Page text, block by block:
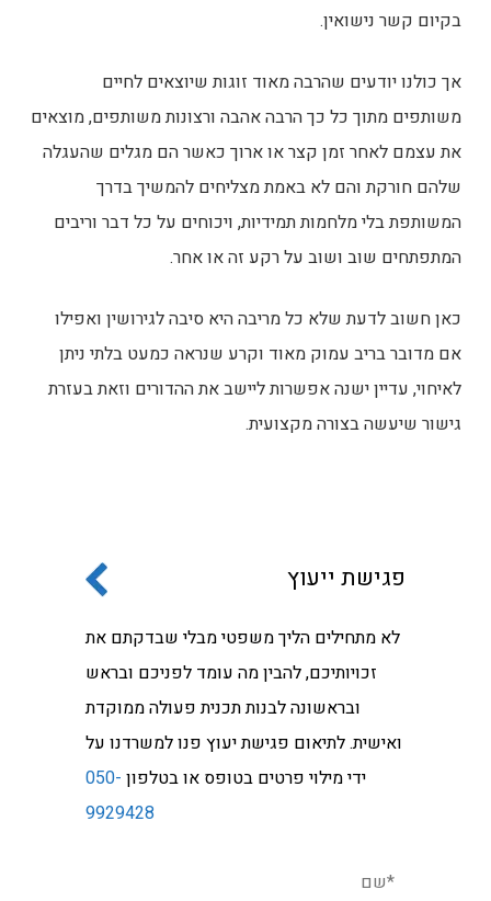
בקיום קשר נישואין.
אך כולנו יודעים שהרבה מאוד זוגות שיוצאים לחיים
משותפים מתוך כל כך הרבה אהבה ורצונות משותפים, מוצאים
את עצמם לאחר זמן קצר או ארוך כאשר הם מגלים שהעגלה
שלהם חורקת והם לא באמת מצליחים להמשיך בדרך
המשותפת בלי מלחמות תמידיות, ויכוחים על כל דבר וריבים
המתפתחים שוב ושוב על רקע זה או אחר.
כאן חשוב לדעת שלא כל מריבה היא סיבה לגירושין ואפילו
אם מדובר בריב עמוק מאוד וקרע שנראה כמעט בלתי ניתן
לאיחוי, עדיין ישנה אפשרות ליישב את ההדורים וזאת בעזרת
גישור שיעשה בצורה מקצועית.
פגישת ייעוץ
לא מתחילים הליך משפטי מבלי שבדקתם את
זכויותיכם, להבין מה עומד לפניכם ובראש
ובראשונה לבנות תכנית פעולה ממוקדת
ואישית. לתיאום פגישת יעוץ פנו למשרדנו על
ידי מילוי פרטים בטופס או בטלפון 050-
9929428